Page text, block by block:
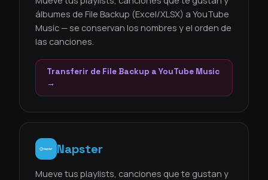
álbumes de File Backup (Excel/XLSX) a YouTube
Music — se conservan los nombres y el orden de
las canciones.
Transferir de File Backup a YouTube Music
→
Napster
Mueve tus playlists, canciones que te gustan y